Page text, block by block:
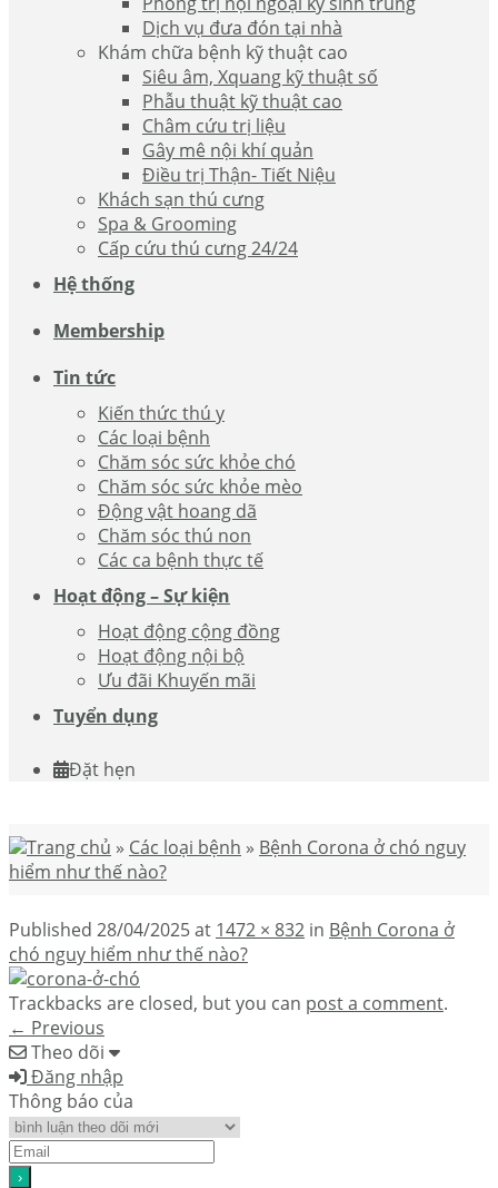
Dịch vụ đưa đón tại nhà
Khám chữa bệnh kỹ thuật cao
Siêu âm, Xquang kỹ thuật số
Phẫu thuật kỹ thuật cao
Châm cứu trị liệu
Gây mê nội khí quản
Điều trị Thận- Tiết Niệu
Khách sạn thú cưng
Spa & Grooming
Cấp cứu thú cưng 24/24
Hệ thống
Membership
Tin tức
Kiến thức thú y
Các loại bệnh
Chăm sóc sức khỏe chó
Chăm sóc sức khỏe mèo
Động vật hoang dã
Chăm sóc thú non
Các ca bệnh thực tế
Hoạt động – Sự kiện
Hoạt động cộng đồng
Hoạt động nội bộ
Ưu đãi Khuyến mãi
Tuyển dụng
Đặt hẹn
Trang chủ » Các loại bệnh » Bệnh Corona ở chó nguy
hiểm như thế nào?
Published 28/04/2025at 1472 × 832 in Bệnh Corona ở
chó nguy hiểm như thế nào?
Trackbacks are closed, but you can post a comment.
← Previous
Theo dõi
Đăng nhập
Thông báo của